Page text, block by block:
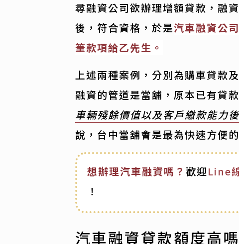
尋融資公司欲辦理增額貸款，融
後，符合資格，於是汽車融資公
筆款項給乙先生。
上述兩種案例，分別為購車貸款
融資的管道是當舖，原本已有貸
車輛殘餘價值以及客戶繳款能力
說，台中當舖會是最為快速方便的
想辦理汽車融資嗎？歡迎Line
！
汽車融資貸款額度高